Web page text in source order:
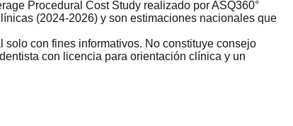
Procedural Cost Study realizado por ASQ360°
(2024-2026) y son estimaciones nacionales que
con fines informativos. No constituye consejo
con licencia para orientación clínica y un